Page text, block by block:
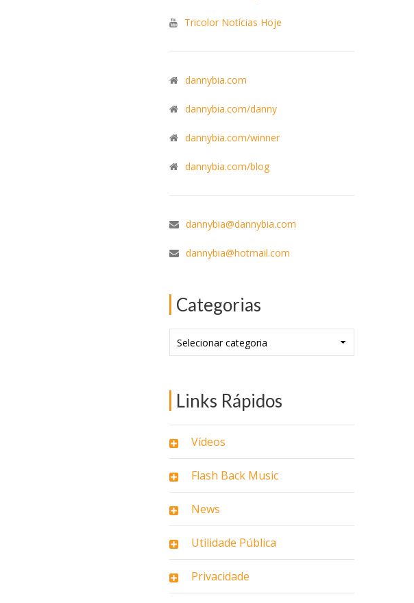
Tricolor Notícias Hoje
dannybia.com
dannybia.com/danny
dannybia.com/winner
dannybia.com/blog
dannybia@dannybia.com
dannybia@hotmail.com
Categorias
Links Rápidos
Vídeos
Flash Back Music
News
Utilidade Pública
Privacidade